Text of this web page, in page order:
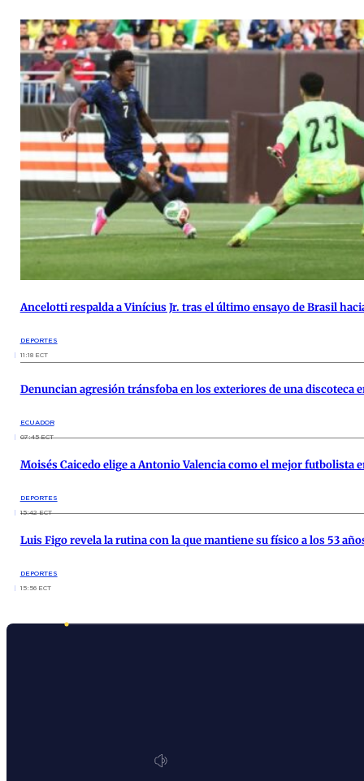
Ancelotti respalda a Vinícius Jr. tras el último ensayo de Brasil
DEPORTES
11:18 ECT
Denuncian agresión tránsfoba en los exteriores de una discoteca
ECUADOR
07:45 ECT
Moisés Caicedo elige a Antonio Valencia como el mejor futbolista
DEPORTES
15:42 ECT
Luis Figo revela la rutina con la que mantiene su físico a los 53
DEPORTES
15:56 ECT